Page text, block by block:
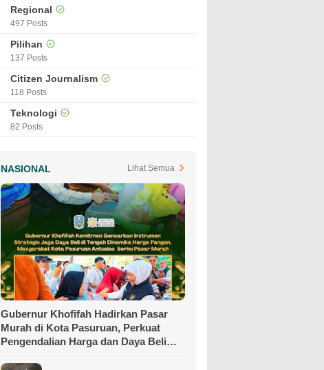
Regional
497 Posts
Pilihan
137 Posts
Citizen Journalism
118 Posts
Teknologi
82 Posts
NASIONAL Lihat Semua
Gubernur Khofifah Hadirkan Pasar
Murah di Kota Pasuruan, Perkuat
Pengendalian Harga dan Daya Beli